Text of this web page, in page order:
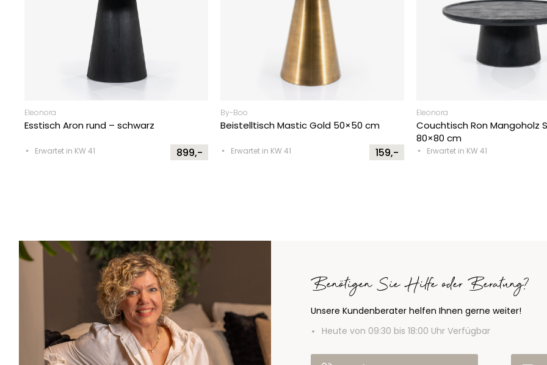
Eleonora
Esstisch Aron rund – schwarz
Erwartet in KW 41 899,-
By-Boo
Beistelltisch Mastic Gold 50×50 cm
Erwartet in KW 41 159,-
Eleonora
Couchtisch Ron Mangoholz
80×80 cm
Erwartet in KW 41
Benötigen Sie Hilfe oder Beratung?
Unsere Kundenberater helfen Ihnen gerne weiter!
Heute von 09:30 bis 18:00 Uhr Verfügbar